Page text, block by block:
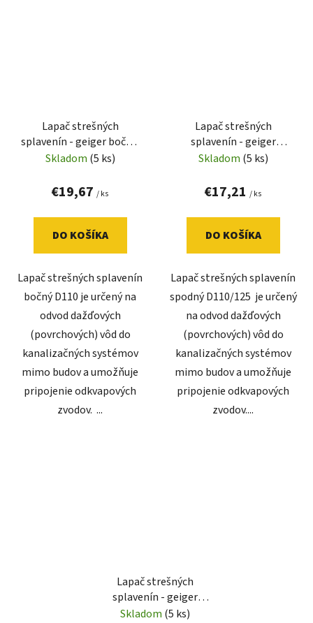
Lapač strešných
splavenín - geiger bočný,
suchý, čierny (325 G)
Skladom (5 ks)
€19,67 / ks
DO KOŠÍKA
Lapač strešných splavenín
bočný D110 je určený na
odvod dažďových
(povrchových) vôd do
kanalizačných systémov
mimo budov a umožňuje
pripojenie odkvapových
zvodov. ...
Lapač strešných
splavenín - geiger
spodný, suchý, čierny (325
Skladom (5 ks)
€17,21 / ks
DO KOŠÍKA
Lapač strešných splavenín
spodný D110/125 je určený
na odvod dažďových
(povrchových) vôd do
kanalizačných systémov
mimo budov a umožňuje
pripojenie odkvapových
zvodov....
Lapač strešných
splavenín - geiger
spodný, suchý, sivý (325
Skladom (5 ks)